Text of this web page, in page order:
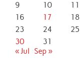
9
10 11
16
17 18
23
24 25
30
31
« Jul
Sep »